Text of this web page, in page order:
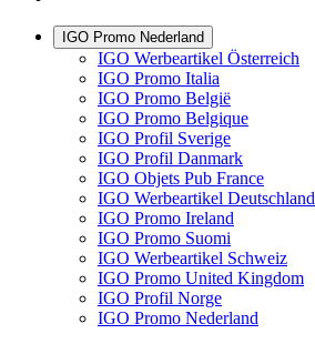
IGO Promo Nederland
IGO Werbeartikel Österreich
IGO Promo Italia
IGO Promo België
IGO Promo Belgique
IGO Profil Sverige
IGO Profil Danmark
IGO Objets Pub France
IGO Werbeartikel Deutschland
IGO Promo Ireland
IGO Promo Suomi
IGO Werbeartikel Schweiz
IGO Promo United Kingdom
IGO Profil Norge
IGO Promo Nederland